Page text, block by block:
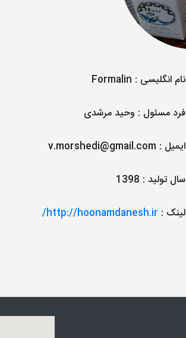
نام انگلیسی :
Formalin
فرد مسئول : وحید مرشدی
ایمیل :
v.morshedi@gmail.com
سال تولید :
1398
لینک :
http://hoonamdanesh.ir/